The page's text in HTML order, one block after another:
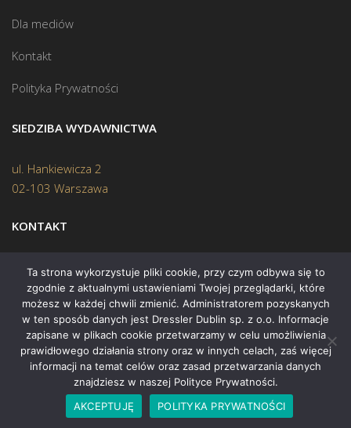
Dla mediów
Kontakt
Polityka Prywatności
SIEDZIBA WYDAWNICTWA
ul. Hankiewicza 2
02-103 Warszawa
KONTAKT
Biuro: (22) 45 70 402
Mail:biuro@swiatksiazki.pl
Copyright © 2015 Świat Książki. Wszelkie prawa zastrzeżone
Ta strona wykorzystuje pliki cookie, przy czym odbywa się to
zgodnie z aktualnymi ustawieniami Twojej przeglądarki, które
możesz w każdej chwili zmienić. Administratorem pozyskanych
w ten sposób danych jest Dressler Dublin sp. z o.o. Informacje
zapisane w plikach cookie przetwarzamy w celu umożliwienia
prawidłowego działania strony oraz w innych celach, zaś więcej
informacji na temat celów oraz zasad przetwarzania danych
znajdziesz w naszej Polityce Prywatności.
AKCEPTUJĘ
POLITYKA PRYWATNOŚCI